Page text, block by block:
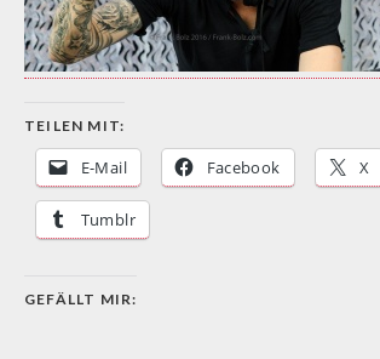
TEILEN MIT:
E-Mail Facebook X
Tumblr
GEFÄLLT MIR: